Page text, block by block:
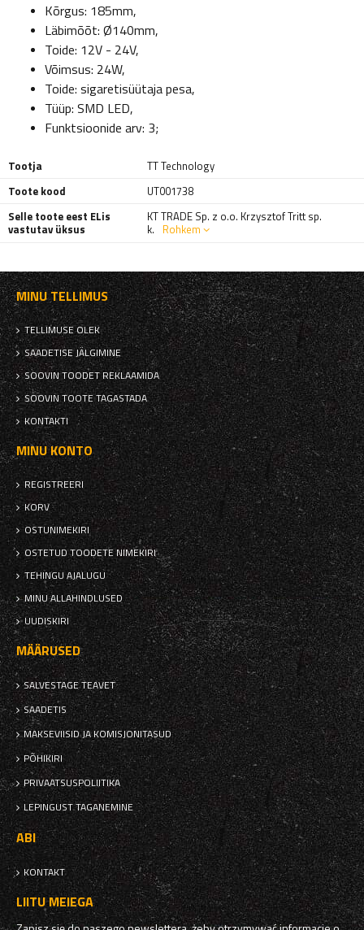
Kõrgus: 185mm,
Läbimõõt: Ø140mm,
Toide: 12V - 24V,
Võimsus: 24W,
Toide: sigaretisüütaja pesa,
Tüüp: SMD LED,
Funktsioonide arv: 3;
Tootja
TT Technology
Toote kood
UT001738
Selle toote eest ELis
vastutav üksus
KT TRADE Sp. z o.o. Krzysztof Tritt sp.
k. Rohkem
MINU TELLIMUS
TELLIMUSE OLEK
SAADETISE JÄLGIMINE
SOOVIN TOODET REKLAAMIDA
SOOVIN TOOTE TAGASTADA
KONTAKTI
MINU KONTO
REGISTREERI
KORV
OSTUNIMEKIRI
OSTETUD TOODETE NIMEKIRI
TEHINGU AJALUGU
MINU ALLAHINDLUSED
UUDISKIRI
MÄÄRUSED
SALVESTAGE TEAVET
SAADETIS
MAKSEVIISID JA KOMISJONITASUD
PÕHIKIRI
PRIVAATSUSPOLIITIKA
LEPINGUST TAGANEMINE
ABI
KONTAKT
LIITU MEIEGA